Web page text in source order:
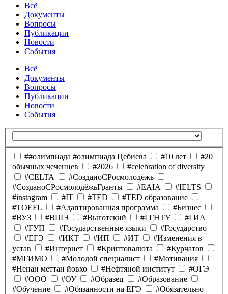
Всё
Документы
Вопросы
Публикации
Новости
События
Всё
Документы
Вопросы
Публикации
Новости
События
##олимпиада #олимпиада Цебиева #10 лет
#20
обычных чеченцев
#2026
#celebration of diversity
#CELTA
#CозданоCРосмолодёжь
#CозданоCРосмолодёжьГранты
#EAIA
#IELTS
#instagram
#IT #TED
#TED образование
#TOEFL
#Адаптированная программа
#Бизнес
#ВУЗ
#ВШЭ #Выготский #ГГНТУ
#ГИА
#ГУП
#Государственные языки
#Государство
#ЕГЭ
#ИКТ #ИП #ИТ
#Изменения в
устав
#Интернет #Криптовалюта
#Курчатов
#МГИМО
#Молодой специалист
#Мотивация
#Ненан меттан йовхо
#Нефтяной институт
#ОГЭ
#ООО
#ОУ #Образец
#Образование
#Обучение
#Обязанности на ЕГЭ
#Обязательно